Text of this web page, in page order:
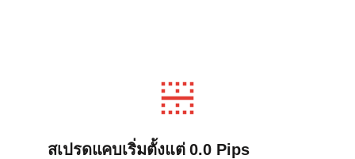
สเปรดแคบเริ่มตั้งแต่ 0.0 Pips